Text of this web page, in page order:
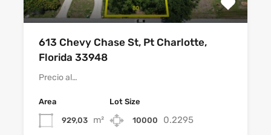
613 Chevy Chase St, Pt Charlotte,
Florida 33948
Precio al…
Area
929,03 m²
Lot Size
10000 0.2295